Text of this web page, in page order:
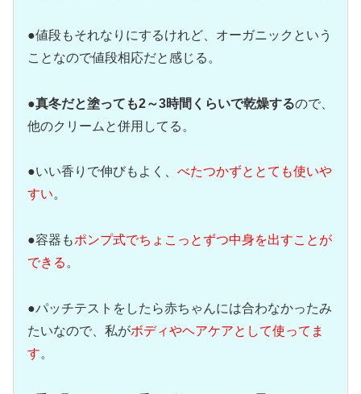
●値段もそれなりにするけれど、オーガニックという
ことなので値段相応だと感じる。
●真冬だと塗っても2～3時間くらいで乾燥するので、
他のクリームと併用してる。
●いい香りで伸びもよく、 べたつかずととても使いや
すい。
●容器もポンプ式でちょこっとずつ中身を出すことが
できる 。
●パッチテストをしたら赤ちゃんには合わなかったみ
たいなので、私がボディやヘアケアとして使ってま
す。